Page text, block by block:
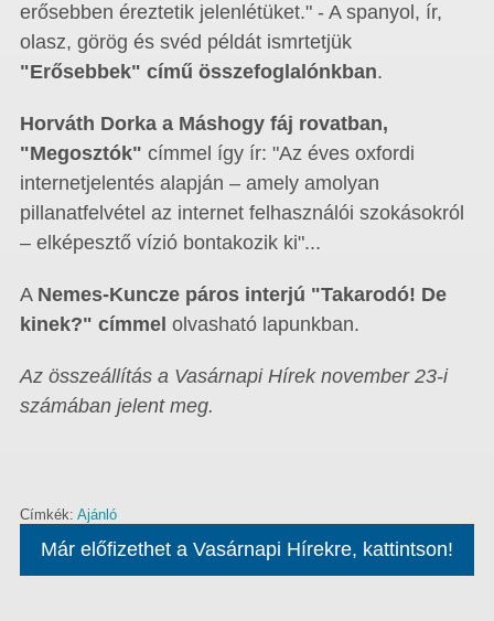
erősebben éreztetik jelenlétüket." - A spanyol, ír,
olasz, görög és svéd példát ismrtetjük
"Erősebbek" című összefoglalónkban.
Horváth Dorka a Máshogy fáj rovatban,
"Megosztók" címmel így ír: "Az éves oxfordi
internetjelentés alapján – amely amolyan
pillanatfelvétel az internet felhasználói szokásokról
– elképesztő vízió bontakozik ki"...
A Nemes-Kuncze páros interjú "Takarodó! De
kinek?" címmel olvasható lapunkban.
Az összeállítás a Vasárnapi Hírek november 23-i
számában jelent meg.
Címkék: Ajánló
Már előfizethet a Vasárnapi Hírekre, kattintson!